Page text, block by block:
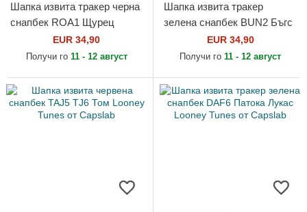
Шапка извита тракер черна
снапбек ROA1 Щурец
Looney Tunes от Capslab
EUR 34,90
Получи го 11 - 12 август
Шапка извита тракер
зелена снапбек BUN2 Бъгс
Бъни Looney Tunes от
Capslab
EUR 34,90
Получи го 11 - 12 август